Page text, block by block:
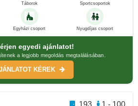
Táborok Sportcsoportok
Egyházi csoport Nyugdíjas csoport
egyedi ajánlatot!
a legjobb megoldás megtalálásában.
KÉREK
1 - 100
193